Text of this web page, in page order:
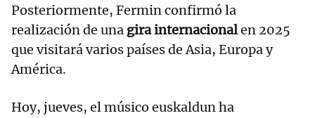
Posteriormente, Fermin confirmó la
realización de una gira internacionalen 2025
que visitará varios países de Asia, Europa y
América.
Hoy, jueves, el músico euskaldun ha